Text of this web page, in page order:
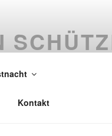
Kontakt